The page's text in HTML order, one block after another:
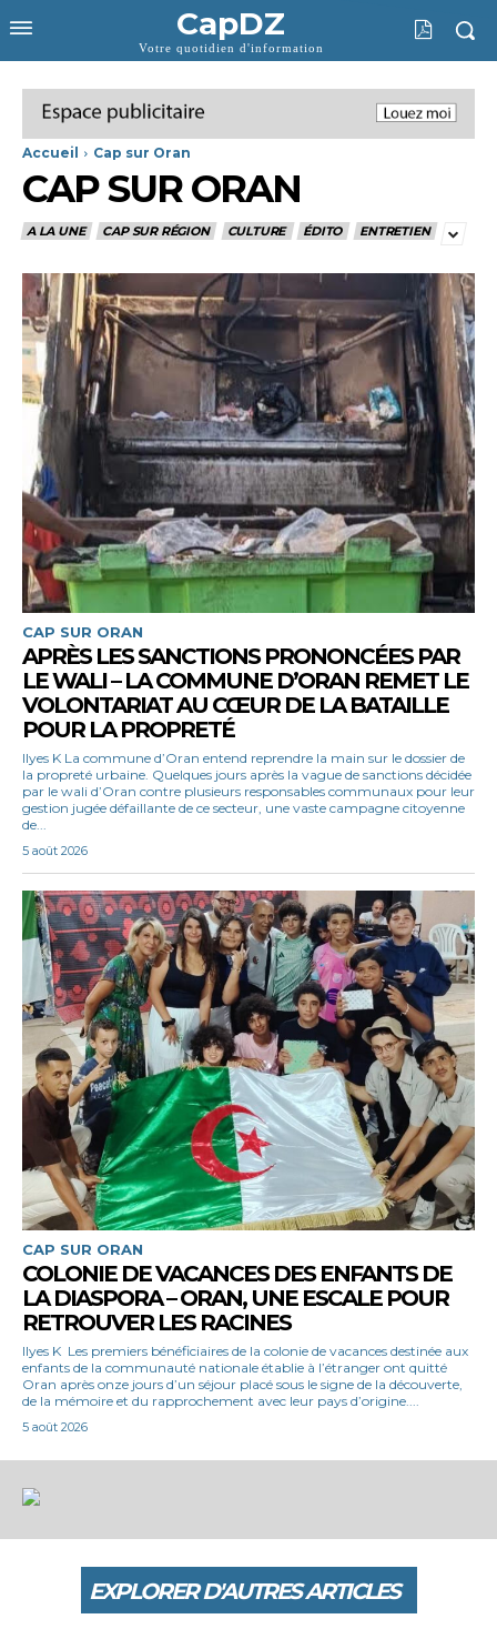
CapDZ
Votre quotidien d'information
Accueil Cap sur Oran
CAP SUR ORAN
A LA UNE CAP SUR RÉGION CULTURE ÉDITO ENTRETIEN
CAP SUR ORAN
APRÈS LES SANCTIONS PRONONCÉES PAR
LE WALI – LA COMMUNE D’ORAN REMET LE
VOLONTARIAT AU CŒUR DE LA BATAILLE
POUR LA PROPRETÉ
Ilyes K La commune d’Oran entend reprendre la main sur le dossier de
la propreté urbaine. Quelques jours après la vague de sanctions décidée
par le wali d’Oran contre plusieurs responsables communaux pour leur
gestion jugée défaillante de ce secteur, une vaste campagne citoyenne
de...
5 août 2026
CAP SUR ORAN
COLONIE DE VACANCES DES ENFANTS DE
LA DIASPORA – ORAN, UNE ESCALE POUR
RETROUVER LES RACINES
Ilyes K Les premiers bénéficiaires de la colonie de vacances destinée aux
enfants de la communauté nationale établie à l’étranger ont quitté
Oran après onze jours d’un séjour placé sous le signe de la découverte,
de la mémoire et du rapprochement avec leur pays d’origine....
5 août 2026
EXPLORER D'AUTRES ARTICLES